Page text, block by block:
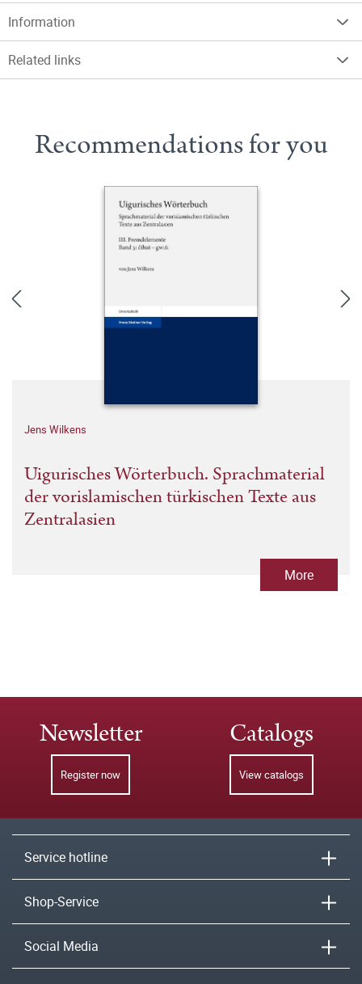
Information
Related links
Recommendations for you
Jens Wilkens
Uigurisches Wörterbuch. Sprachmaterial
der vorislamischen türkischen Texte aus
Zentralasien
More
Newsletter
Register now
Catalogs
View catalogs
Service hotline
Shop-Service
Social Media